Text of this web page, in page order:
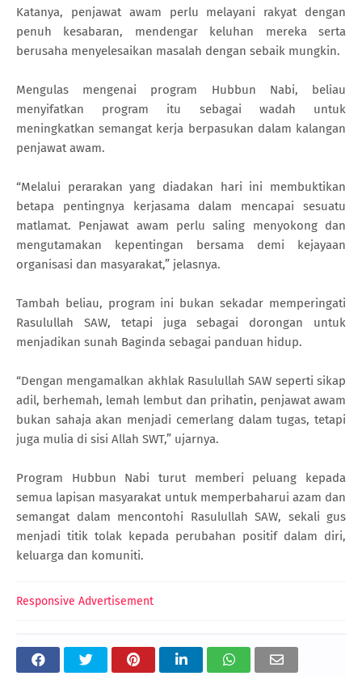
Katanya, penjawat awam perlu melayani rakyat dengan
penuh kesabaran, mendengar keluhan mereka serta
berusaha menyelesaikan masalah dengan sebaik mungkin.
Mengulas mengenai program Hubbun Nabi, beliau
menyifatkan program itu sebagai wadah untuk
meningkatkan semangat kerja berpasukan dalam kalangan
penjawat awam.
“Melalui perarakan yang diadakan hari ini membuktikan
betapa pentingnya kerjasama dalam mencapai sesuatu
matlamat. Penjawat awam perlu saling menyokong dan
mengutamakan kepentingan bersama demi kejayaan
organisasi dan masyarakat,” jelasnya.
Tambah beliau, program ini bukan sekadar memperingati
Rasulullah SAW, tetapi juga sebagai dorongan untuk
menjadikan sunah Baginda sebagai panduan hidup.
“Dengan mengamalkan akhlak Rasulullah SAW seperti sikap
adil, berhemah, lemah lembut dan prihatin, penjawat awam
bukan sahaja akan menjadi cemerlang dalam tugas, tetapi
juga mulia di sisi Allah SWT,” ujarnya.
Program Hubbun Nabi turut memberi peluang kepada
semua lapisan masyarakat untuk memperbaharui azam dan
semangat dalam mencontohi Rasulullah SAW, sekali gus
menjadi titik tolak kepada perubahan positif dalam diri,
keluarga dan komuniti.
Responsive Advertisement